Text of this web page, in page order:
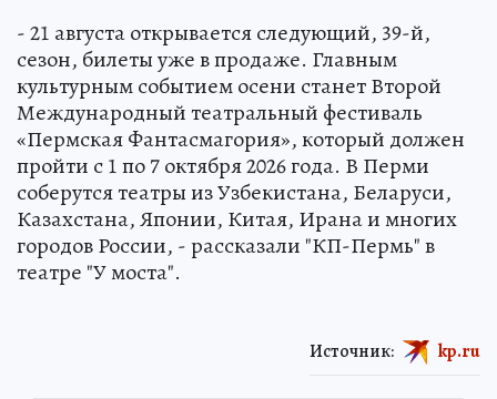
- 21 августа открывается следующий, 39-й,
сезон, билеты уже в продаже. Главным
культурным событием осени станет Второй
Международный театральный фестиваль
«Пермская Фантасмагория», который должен
пройти с 1 по 7 октября 2026 года. В Перми
соберутся театры из Узбекистана, Беларуси,
Казахстана, Японии, Китая, Ирана и многих
городов России, - рассказали "КП-Пермь" в
театре "У моста".
Источник: kp.ru